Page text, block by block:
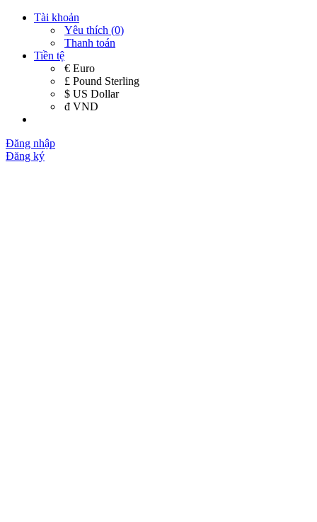
Tài khoản
Yêu thích (0)
Thanh toán
Tiền tệ
€ Euro
£ Pound Sterling
$ US Dollar
đ VND
Đăng nhập
Đăng ký